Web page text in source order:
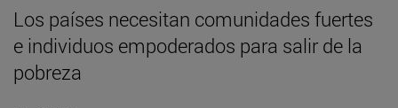
Los países necesitan comunidades fuertes
e individuos empoderados para salir de la
pobreza